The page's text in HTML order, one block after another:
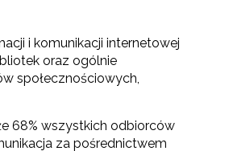
i komunikacji internetowej
oraz ogólnie
społecznościowych,
68% wszystkich odbiorców
za pośrednictwem